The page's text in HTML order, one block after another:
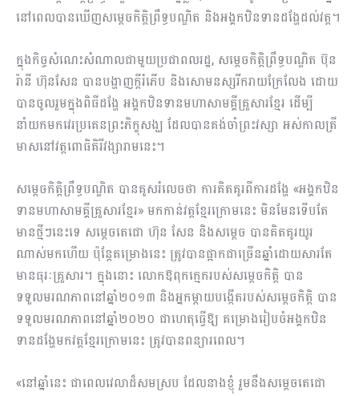
នៅពេលបានឃើញសម្តេចកិត្តិព្រឹទ្ធបណ្ឌិត និងអង្គកឋិនទានដង្ហែដល់វត្ត។
ក្នុងកិច្ចសំណេះសំណាលជាមួយប្រជាពលរដ្ឋ, សម្តេចកិត្តិព្រឹទ្ធបណ្ឌិត ប៊ុន
រ៉ានី ហ៊ុនសែន បានបង្ហាញ​ក្តីរំភើប និងសោមនស្សរីករាយក្រែលែង ដោយ
បានចូលរួមក្នុងពិធីដង្ហែ អង្គកឋិន​ទានមហាសាមគ្គីគ្រួសារខ្មែរ ដើម្បី
នាំយកមកវេរប្រគេនព្រះភិក្ខុសង្ឃ ដែលបានគង់ចាំព្រះវស្សា អស់កាលត្រី
មាសនៅវត្តពោធិគិរីវង្សារាមនេះ។
សម្តេចកិត្តិព្រឹទ្ធបណ្ឌិត បានគូសរំលេចថា ការគិតគូរពីការដង្ហែ «អង្គកឋិន
ទានមហា​សាមគ្គី​គ្រួសារ​ខ្មែរ» មកកាន់វត្តខ្មែរក្រោមនេះ មិនមែនទើបតែ
មានថ្មីៗនេះទេ សម្តេចតេជោ ហ៊ុន សែន និងសម្តេច បានគិតគូរយូរ
ណាស់មកហើយ ប៉ុន្តែគម្រោង​នេះ ត្រូវបានផ្អាកជាច្រើនឆ្នាំ​ដោយសារ​តែ
មានធុរៈគ្រួសារ។ ក្នុងនោះ លោកឱពុកក្មេករបស់សម្តេចកិត្តិ បាន
ទទួលមរណភាពនៅឆ្នាំ​២០១៣ និងអ្នកម្តាយបង្កើតរបស់សម្តេចកិត្តិ បាន
ទទួលមរណភាពនៅឆ្នាំ២០២០ ជាហេតុធ្វើឱ្យ គម្រោងរៀបចំអង្គកឋិន
ទានដង្ហែមកវត្តខ្មែរក្រោមនេះ ត្រូវបានពន្យារពេល។
«នៅឆ្នាំនេះ ជាពេលវេលាដ៏សមស្រប ដែលនាងខ្ញុំ រួមនឹងសម្តេចតេជោ